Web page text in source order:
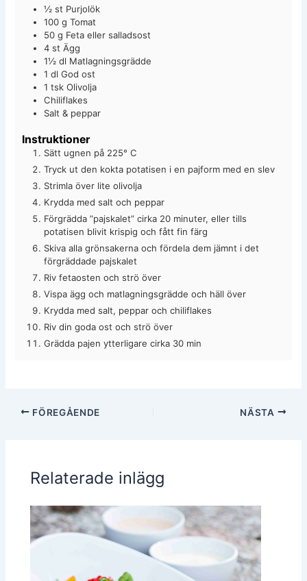
½ st Purjolök
100 g Tomat
50 g Feta eller salladsost
4 st Ägg
1½ dl Matlagningsgrädde
1 dl God ost
1 tsk Olivolja
Chiliflakes
Salt & peppar
Instruktioner
Sätt ugnen på 225° C
Tryck ut den kokta potatisen i en pajform med en slev
Strimla över lite olivolja
Krydda med salt och peppar
Förgrädda ”pajskalet” cirka 20 minuter, eller tills
potatisen blivit krispig och fått fin färg
Skiva alla grönsakerna och fördela dem jämnt i det
förgräddade pajskalet
Riv fetaosten och strö över
Vispa ägg och matlagningsgrädde och häll över
Krydda med salt, peppar och chiliflakes
Riv din goda ost och strö över
Grädda pajen ytterligare cirka 30 min
FÖREGÅENDE NÄSTA
Relaterade inlägg